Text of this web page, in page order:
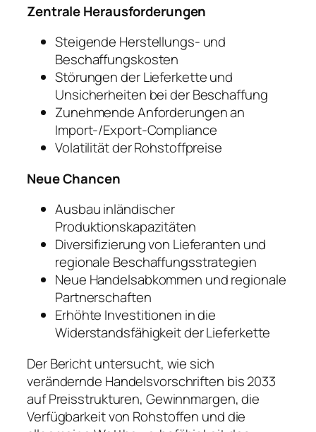
Zentrale Herausforderungen
Steigende Herstellungs- und
Beschaffungskosten
Störungen der Lieferkette und
Unsicherheiten bei der Beschaffung
Zunehmende Anforderungen an
Import-/Export-Compliance
Volatilität der Rohstoffpreise
Neue Chancen
Ausbau inländischer
Produktionskapazitäten
Diversifizierung von Lieferanten und
regionale Beschaffungsstrategien
Neue Handelsabkommen und regionale
Partnerschaften
Erhöhte Investitionen in die
Widerstandsfähigkeit der Lieferkette
Der Bericht untersucht, wie sich
verändernde Handelsvorschriften bis 2033
auf Preisstrukturen, Gewinnmargen, die
Verfügbarkeit von Rohstoffen und die